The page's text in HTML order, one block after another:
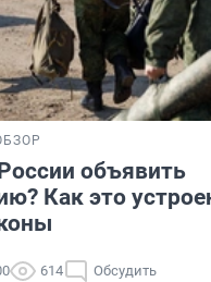
объявить
Как это
614 Обсудить